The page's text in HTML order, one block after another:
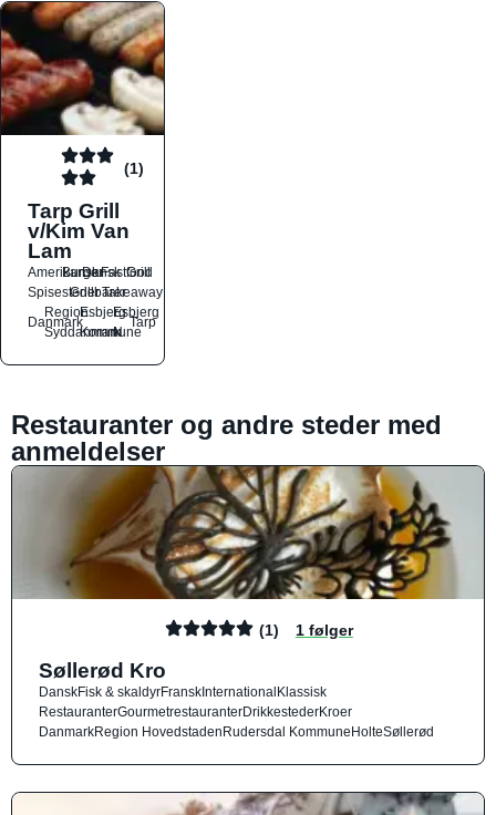
(1)
Tarp Grill
v/Kim Van
Lam
Amerikansk
BurgerDanskFastfood
Grill
SpisestederGrillbarerTakeaway
Danmark
Region
Syddanmark
Esbjerg
Kommune
Esbjerg
N
Tarp
Restauranter og andre steder med
anmeldelser
(1) 1 følger
Søllerød Kro
DanskFisk & skaldyrFranskInternationalKlassisk
RestauranterGourmetrestauranterDrikkestederKroer
DanmarkRegion HovedstadenRudersdal KommuneHolteSøllerød